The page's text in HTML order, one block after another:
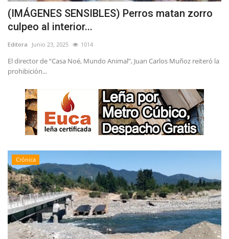
(IMÁGENES SENSIBLES) Perros matan zorro
culpeo al interior...
Editora Junio 23, 2025 1014
El director de “Casa Noé, Mundo Animal”, Juan Carlos Muñoz reiteró la
prohibición...
Crónica